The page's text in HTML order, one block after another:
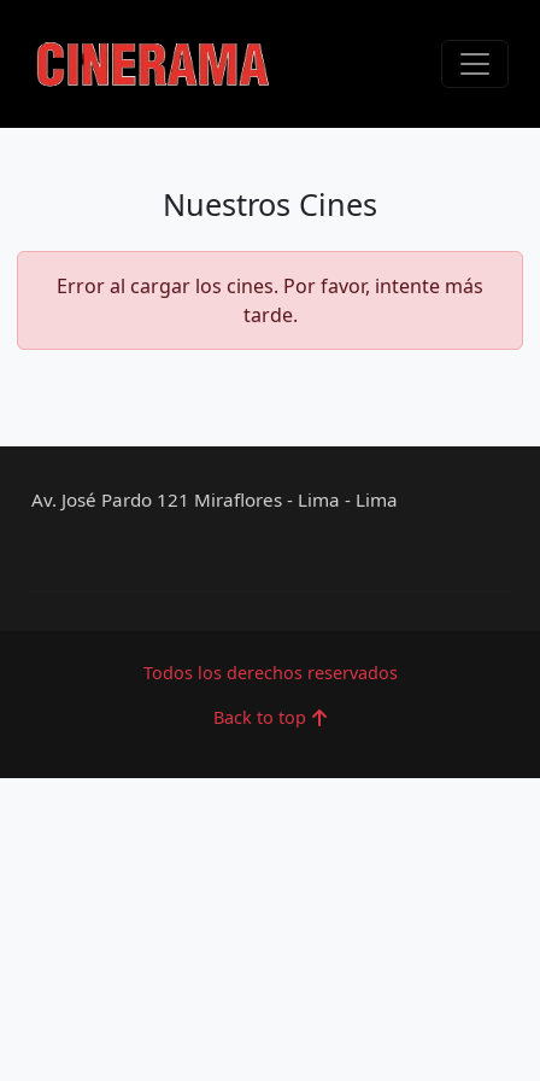
Nuestros Cines
Error al cargar los cines. Por favor, intente más
tarde.
Av. José Pardo 121 Miraflores - Lima - Lima
Todos los derechos reservados
Back to top